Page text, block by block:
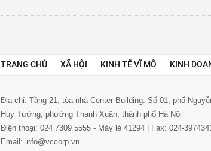
TRANG CHỦ XÃ HỘI KINH TẾ VĨ MÔ KINH
Địa chỉ: Tầng 21, tòa nhà Center Building. Số 01, phố
Huy Tưởng, phường Thanh Xuân, thành phố Hà Nội
Điện thoại: 024 7309 5555 - Máy lẻ 41294 | Fax: 024-
Email: info@vccorp.vn